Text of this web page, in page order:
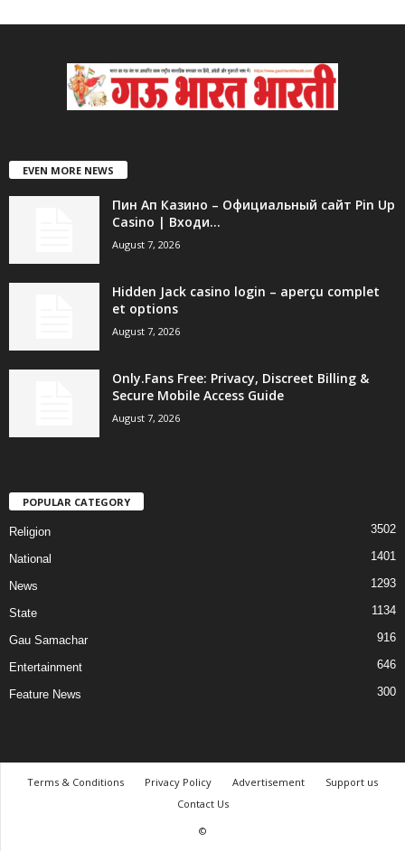
EVEN MORE NEWS
Пин Ап Казино – Официальный сайт Pin Up
Casino | Входи...
August 7, 2026
Hidden Jack casino login – aperçu complet
et options
August 7, 2026
Only.Fans Free: Privacy, Discreet Billing &
Secure Mobile Access Guide
August 7, 2026
POPULAR CATEGORY
Religion 3502
National 1401
News 1293
State 1134
Gau Samachar 916
Entertainment 646
Feature News 300
Terms & Conditions Privacy Policy Advertisement
Support us
Contact Us
©